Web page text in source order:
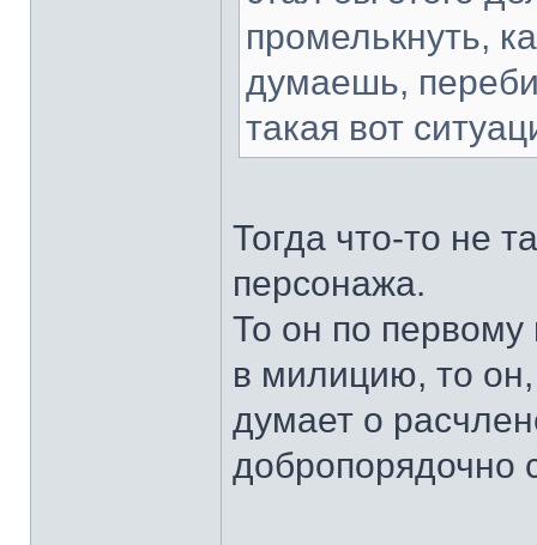
промелькнуть,
думаешь,
такая вот
Тогда что-то не
персонажа.
То он по первому
в милицию, то
думает о
добропорядочно